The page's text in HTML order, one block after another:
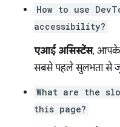
How to use
accessibility?
एआई असिस्टेंस, आपके
सबसे पहले सुलभता से
What are the
this page?